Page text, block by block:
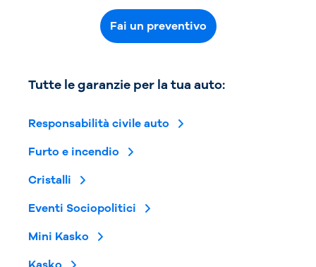
Fai un preventivo
Tutte le garanzie per la tua auto:
Responsabilità civile auto
Furto e incendio
Cristalli
Eventi Sociopolitici
Mini Kasko